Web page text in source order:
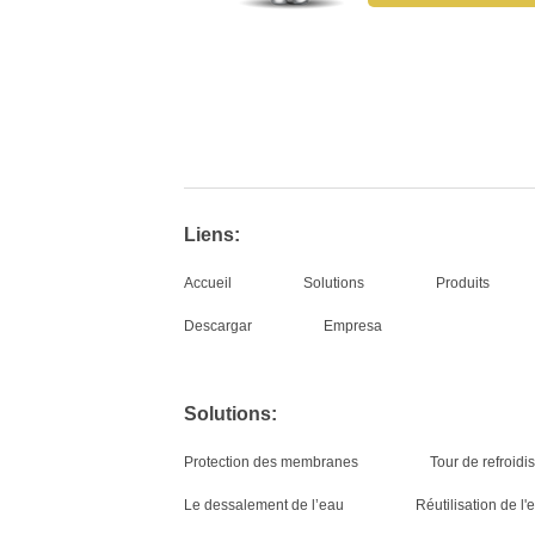
Liens:
Accueil Solutions Produits
Descargar Empresa
Solutions:
Protection des membranes Tour de
Le dessalement de l’eau Réutilisation de